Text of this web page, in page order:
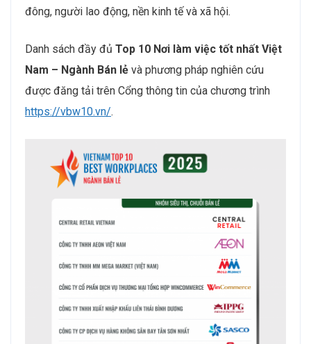
đông, người lao động, nền kinh tế và xã hội.
Danh sách đầy đủ Top 10 Nơi làm việc tốt nhất Việt
Nam – Ngành Bán lẻ và phương pháp nghiên cứu
được đăng tải trên Cổng thông tin của chương trình
https://vbw10.vn/.